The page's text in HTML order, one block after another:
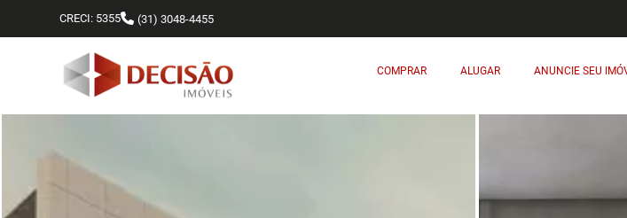
CRECI: 5355 (31) 3048-4455
COMPRAR ALUGAR ANUNCIE SEU